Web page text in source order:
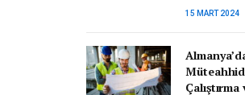
15 MART 2024
Çalıştırma